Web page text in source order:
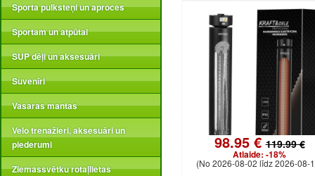
Sporta pulksteņi un aproces
Sportam un atpūtai
SUP dēļi un aksesuāri
Suvenīri
Vasaras mantas
Velo trenažieri, aksesuāri un
piederumi
Ziemassvētku rotaļlietas
98.95 €119.99 €
Atlaide: -18%
(No 2026-08-02 līdz 2026-08-